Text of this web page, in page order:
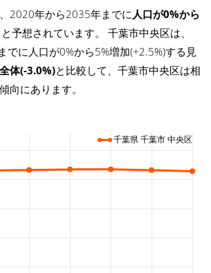
2020年から2035年までに 人口が0%から
予想されています。 千葉市中央区は、
でに人口が0%から5%増加(+2.5%)する見
体(-3.0%)と比較して、千葉市中央区は相
向にあります。
千葉県 千葉市 中央区